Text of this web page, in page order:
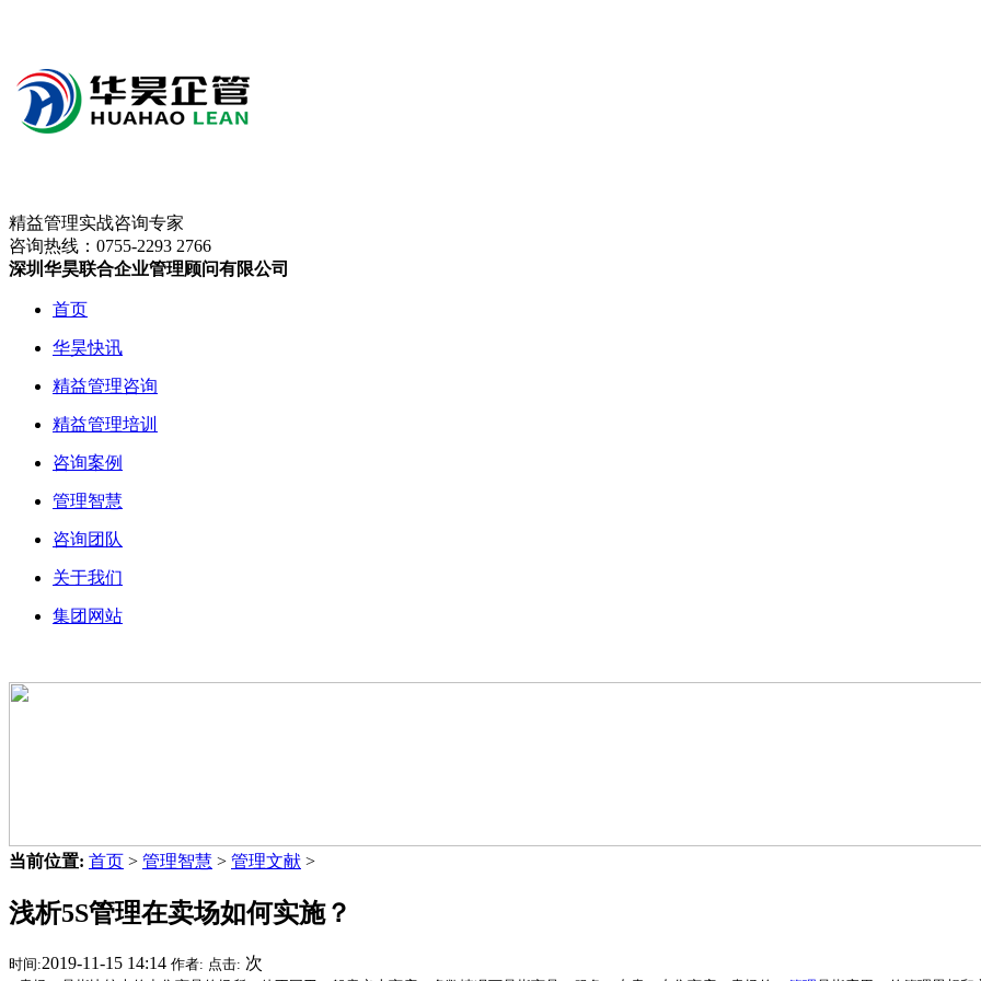
精益管理实战咨询专家
咨询热线： 0755-2293 2766
深圳华昊联合企业管理顾问有限公司
首页
华昊快讯
精益管理咨询
精益管理培训
咨询案例
管理智慧
咨询团队
关于我们
集团网站
当前位置: 首页 > 管理智慧 > 管理文献 >
浅析5S管理在卖场如何实施？
时间:2019-11-15 14:14 作者: 点击: 次